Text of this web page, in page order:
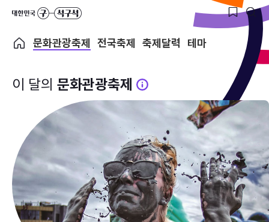
문화관광축제 전국축제 축제달력 테마
이 달의 문화관광축제